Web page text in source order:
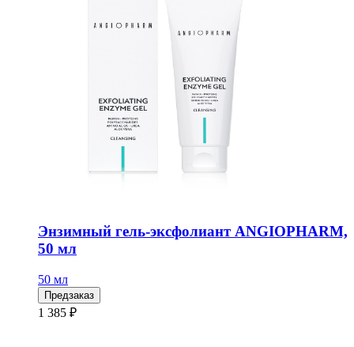
Энзимный гель-эксфолиант ANGIOPHARM,
50 мл
50 мл
Предзаказ
1 385 ₽